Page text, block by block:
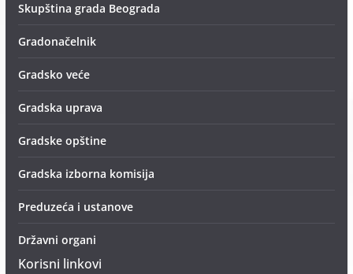
Skupština grada Beograda
Gradonačelnik
Gradsko veće
Gradska uprava
Gradske opštine
Gradska izborna komisija
Preduzeća i ustanove
Državni organi
Korisni linkovi